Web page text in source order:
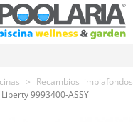
> Recambios limpiafondos
9993400-ASSY